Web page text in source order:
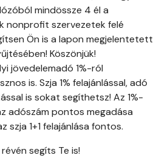
mindössze 4 él a
nonprofit szervezetek felé
Ön is a lapon megjelentetett
Köszönjük!
jövedelemadó 1%-ról
is. Szja 1% felajánlással, adó
is sokat segíthetsz! Az 1%-
adószám pontos megadása
szja 1+1 felajánlása fontos.
segíts Te is!